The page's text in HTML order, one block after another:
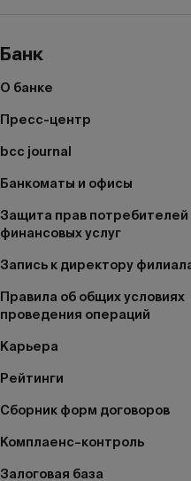
Банк
О банке
Пресс-центр
bcc journal
Банкоматы и офисы
Защита прав потребителей
финансовых услуг
Запись к директору
Правила об общих условиях
проведения операций
Карьера
Рейтинги
Сборник форм договоров
Комплаенс–контроль
Залоговая база